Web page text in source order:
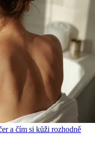
a čím si kůži rozhodně